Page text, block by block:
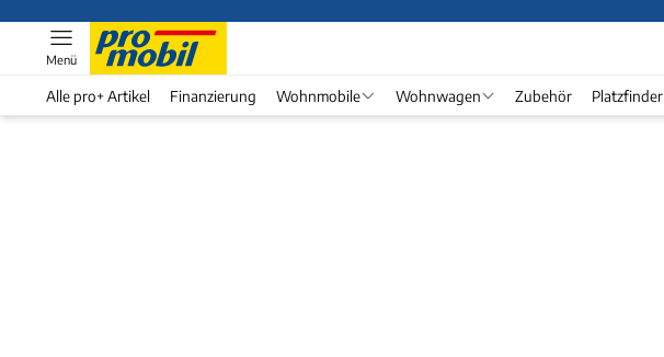
Menü
Alle pro+ Artikel Finanzierung Wohnmobile Wohnwagen Zubehör Platzfinder